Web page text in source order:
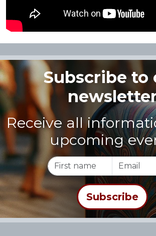
Subscribe to
Receive all
upcoming